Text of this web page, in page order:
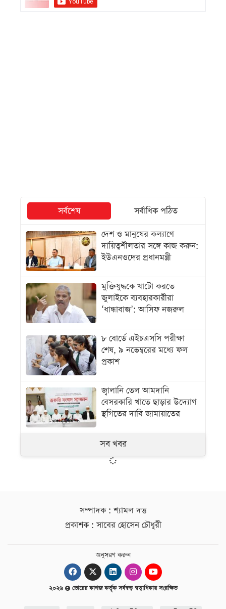
সর্বশেষ
সর্বাধিক পঠিত
দেশ ও মানুষের কল্যাণে
দায়িত্বশীলতার সঙ্গে কাজ করুন:
ইউএনওদের প্রধানমন্ত্রী
মুক্তিযুদ্ধকে খাটো করতে
জুলাইকে ব্যবহারকারীরা
‘ধান্ধাবাজ’: আসিফ নজরুল
৮ বোর্ডে এইচএসসি পরীক্ষা
শেষ, ৯ নভেম্বরের মধ্যে ফল
প্রকাশ
জ্বালানি তেল আমদানি
বেসরকারি খাতে ছাড়ার উদ্যোগ
স্থগিতের দাবি জামায়াতের
সব খবর
সম্পাদক : শ্যামল দত্ত
প্রকাশক : সাবের হোসেন চৌধুরী
অনুসরণ করুন
২০২৬ ভোরের কাগজ কর্তৃক সর্বস্বত্ব স্বত্বাধিকার সংরক্ষিত